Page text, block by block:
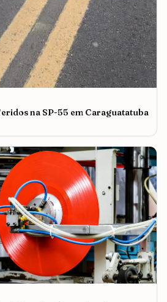
na SP-55 em Caraguatatuba